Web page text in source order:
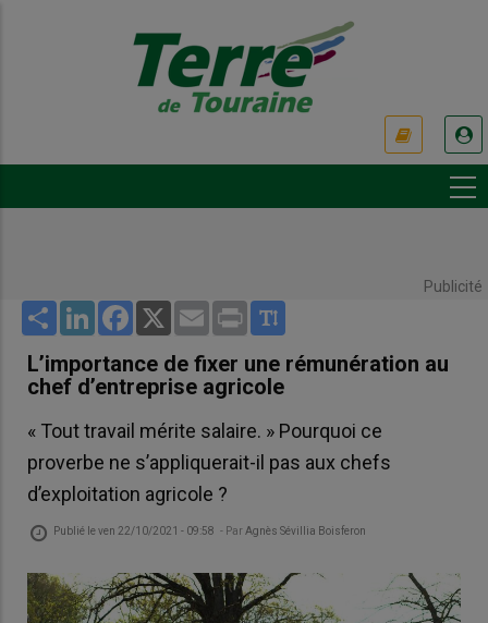
Publicité
Share LinkedInFacebook
X Email Print
L’importance de fixer une rémunération au
chef d’entreprise agricole
« Tout travail mérite salaire. » Pourquoi ce
proverbe ne s’appliquerait-il pas aux chefs
d’exploitation agricole ?
Publié leven 22/10/2021 - 09:58 - Par Agnès Sévillia Boisferon